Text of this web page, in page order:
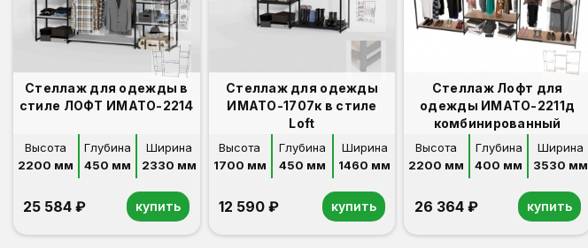
Стеллаж для одежды в
стиле ЛОФТ ИМАТО-2214
Высота
2200 мм
Глубина
450 мм
Ширина
2330 мм
25 584 ₽ купить
Стеллаж для одежды
ИМАТО-1707к в стиле
Loft
Высота
1700 мм
Глубина
450 мм
Ширина
1460 мм
12 590 ₽ купить
Стеллаж Лофт для
одежды ИМАТО-2211д
комбинированный
Высота
2200 мм
Глубина
400 мм
Ширина
3530 мм
26 364 ₽ купить